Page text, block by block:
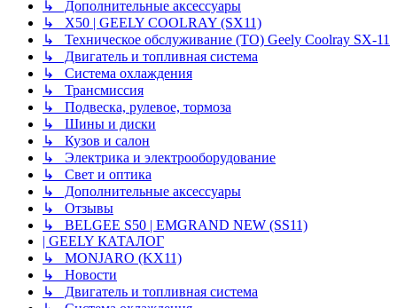
↳ Дополнительные аксессуары
↳ X50 | GEELY COOLRAY (SX11)
↳ Техническое обслуживание (ТО) Geely Coolray SX-11
↳ Двигатель и топливная система
↳ Система охлаждения
↳ Трансмиссия
↳ Подвеска, рулевое, тормоза
↳ Шины и диски
↳ Кузов и салон
↳ Электрика и электрооборудование
↳ Свет и оптика
↳ Дополнительные аксессуары
↳ Отзывы
↳ BELGEE S50 | EMGRAND NEW (SS11)
| GEELY КАТАЛОГ
↳ MONJARO (KX11)
↳ Новости
↳ Двигатель и топливная система